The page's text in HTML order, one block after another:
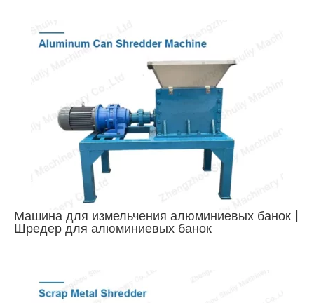
Машина для измельчения алюминиевых банок |
Шредер для алюминиевых банок